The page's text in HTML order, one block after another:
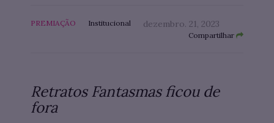
PREMIAÇÃO Institucional dezembro. 21, 2023
Compartilhar
Retratos Fantasmas ficou de
fora